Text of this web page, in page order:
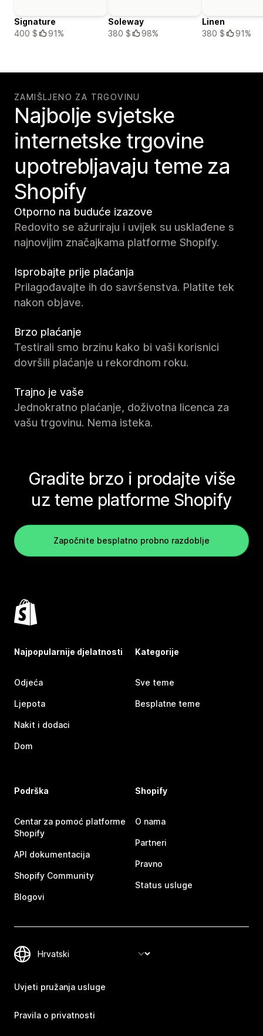
Signature
400 $
91%
Soleway
380 $
98%
Linen
380 $
91%
ZAMIŠLJENO ZA TRGOVINU
Najbolje svjetske
internetske trgovine
upotrebljavaju teme za
Shopify
Otporno na buduće izazove
Redovito se ažuriraju i uvijek su usklađene s
najnovijim značajkama platforme Shopify.
Isprobajte prije plaćanja
Prilagođavajte ih do savršenstva. Platite tek
nakon objave.
Brzo plaćanje
Testirali smo brzinu kako bi vaši korisnici
dovršili plaćanje u rekordnom roku.
Trajno je vaše
Jednokratno plaćanje, doživotna licenca za
vašu trgovinu. Nema isteka.
Gradite brzo i prodajte više
uz teme platforme Shopify
Započnite besplatno probno razdoblje
Najpopularnije djelatnosti
Odjeća
Ljepota
Nakit i dodaci
Dom
Kategorije
Sve teme
Besplatne teme
Podrška
Centar za pomoć platforme
Shopify
API dokumentacija
Shopify Community
Blogovi
Shopify
O nama
Partneri
Pravno
Status usluge
Uvjeti pružanja usluge
Pravila o privatnosti